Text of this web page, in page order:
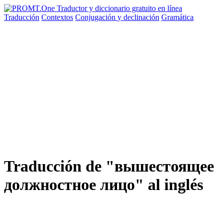
Traducción Contextos Conjugación y declinación Gramática
Traducción de "вышестоящее
должностное лицо" al inglés